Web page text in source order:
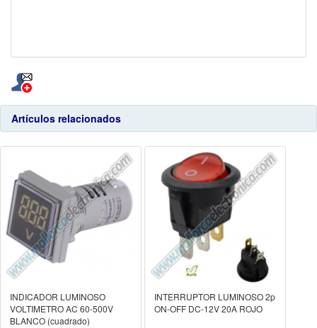
Artículos relacionados
INDICADOR LUMINOSO
VOLTIMETRO AC 60-500V
BLANCO (cuadrado)
INTERRUPTOR LUMINOSO 2p
ON-OFF DC-12V 20A ROJO